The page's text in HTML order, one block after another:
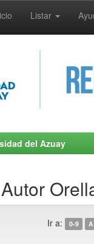
Listar
del Azuay
Ir a: 0-9 A